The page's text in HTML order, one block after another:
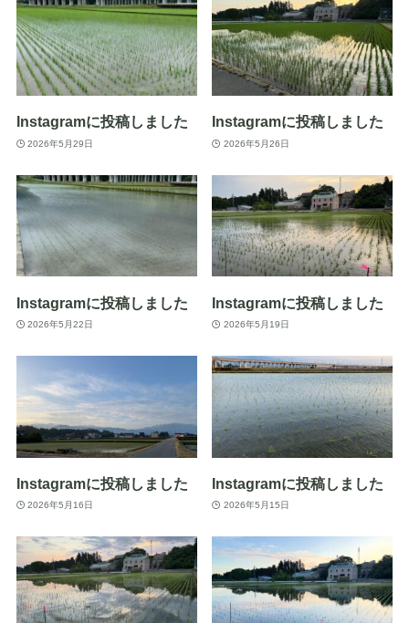
Instagramに投稿しました
2026年5月29日
Instagramに投稿しました
2026年5月26日
Instagramに投稿しました
2026年5月22日
Instagramに投稿しました
2026年5月19日
Instagramに投稿しました
2026年5月16日
Instagramに投稿しました
2026年5月15日